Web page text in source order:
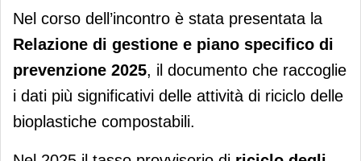
Nel corso dell’incontro è stata presentata la
Relazione di gestione e piano specifico di
prevenzione 2025, il documento che raccoglie
i dati più significativi delle attività di riciclo delle
bioplastiche compostabili.